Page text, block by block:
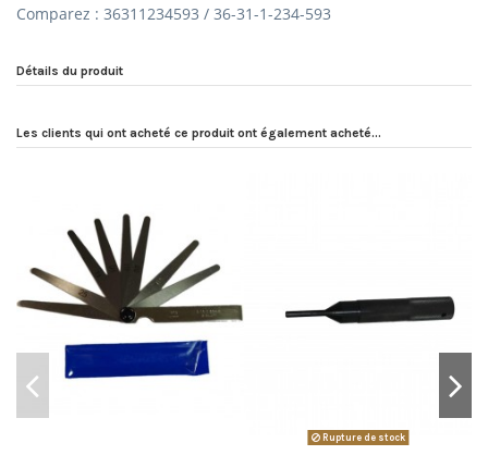
Comparez : 36311234593 / 36-31-1-234-593
Détails du produit
Les clients qui ont acheté ce produit ont également acheté...
Rupture de stock